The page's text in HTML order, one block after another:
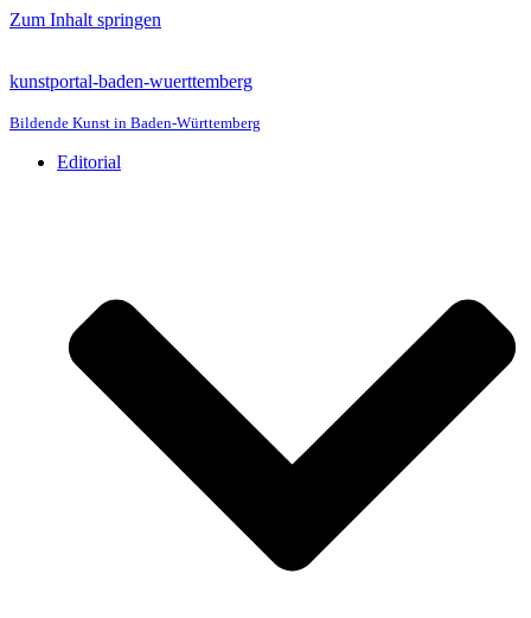
Zum Inhalt springen
kunstportal-baden-wuerttemberg
Bildende Kunst in Baden-Württemberg
Editorial